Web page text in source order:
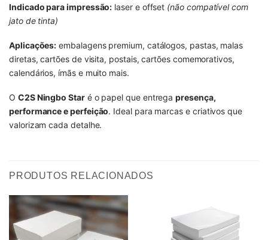
Indicado para impressão: laser e offset (não compatível com
jato de tinta)
Aplicações: embalagens premium, catálogos, pastas, malas
diretas, cartões de visita, postais, cartões comemorativos,
calendários, ímãs e muito mais.
O C2S Ningbo Staré o papel que entregapresença,
performance e perfeição. Ideal para marcas e criativos que
valorizam cada detalhe.
PRODUTOS RELACIONADOS